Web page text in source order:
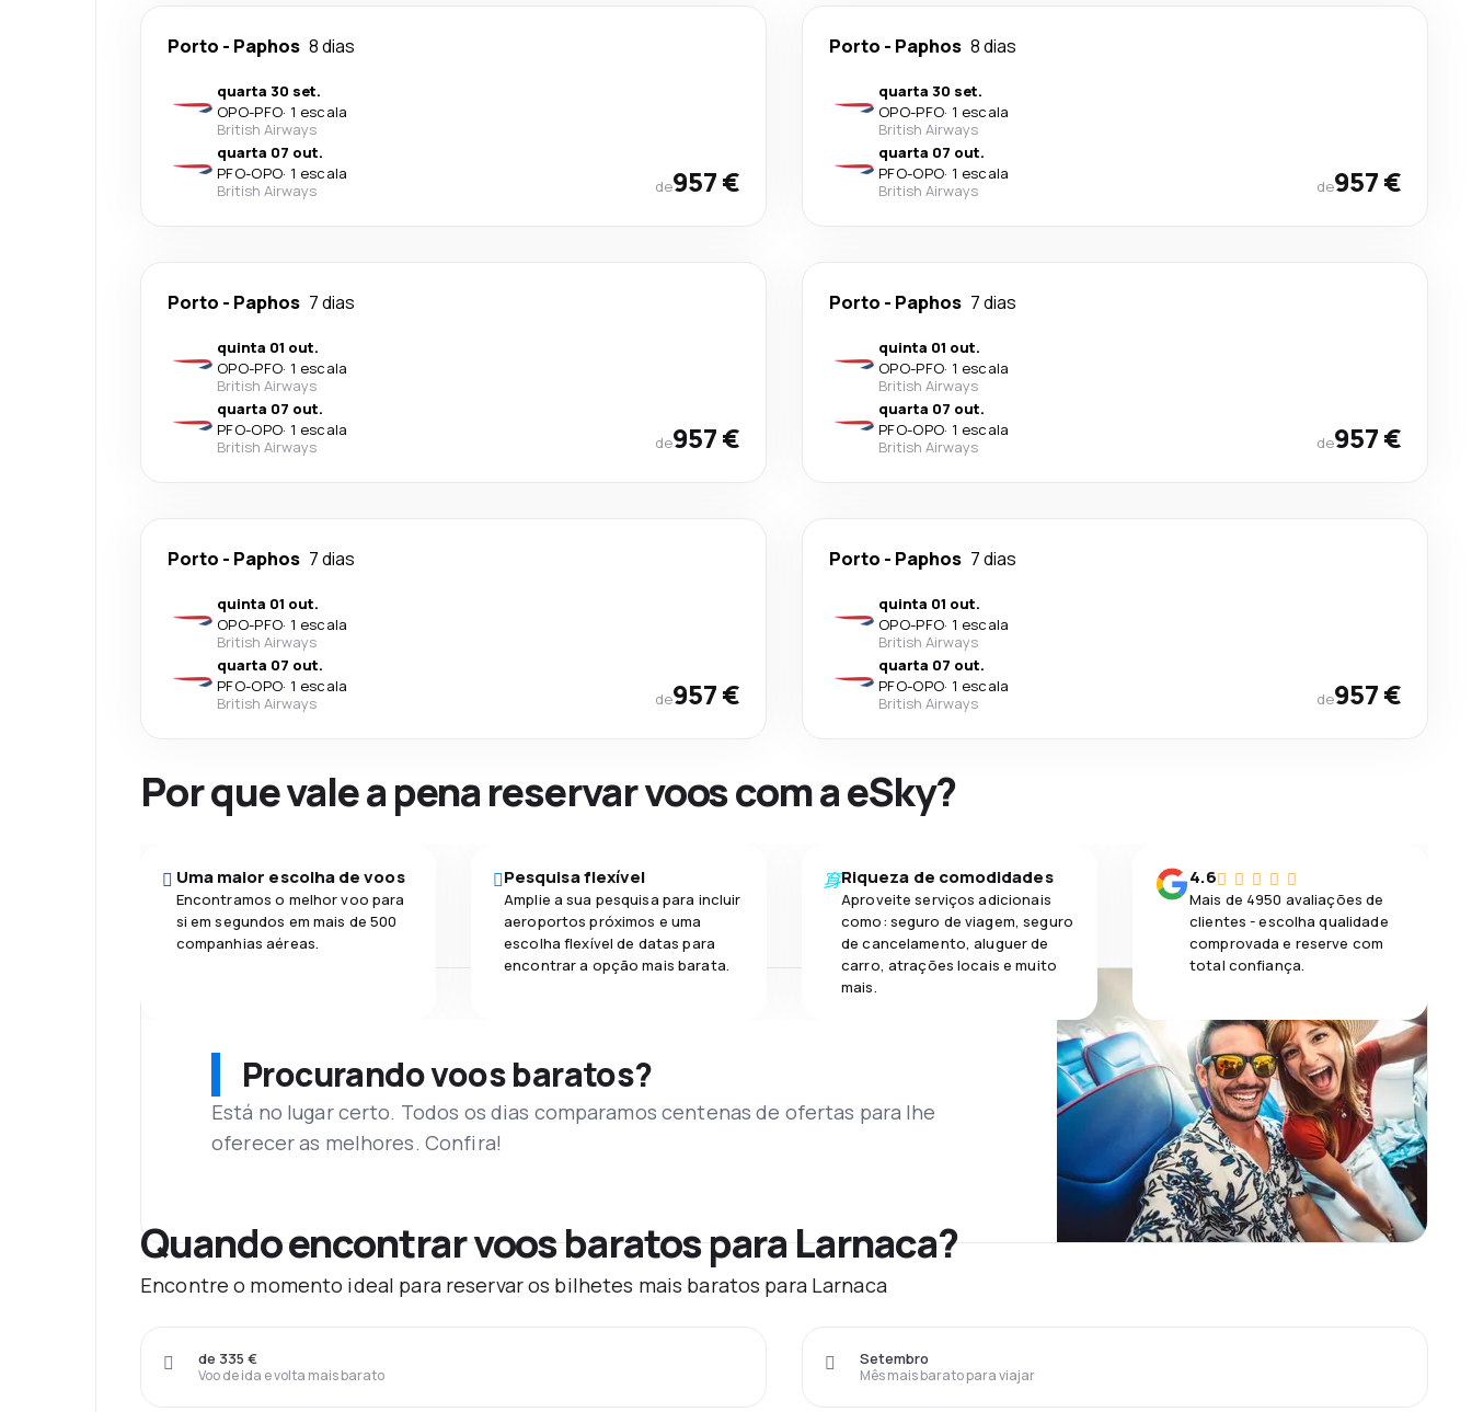
Porto - Paphos 8 dias
quarta 30 set.
OPO-PFO· 1 escala
British Airways
quarta 07 out.
PFO-OPO· 1 escala
British Airways
de957 €
Porto - Paphos 8 dias
quarta 30 set.
OPO-PFO· 1 escala
British Airways
quarta 07 out.
PFO-OPO· 1 escala
British Airways
de957 €
Porto - Paphos 7 dias
quinta 01 out.
OPO-PFO· 1 escala
British Airways
quarta 07 out.
PFO-OPO· 1 escala
British Airways
de957 €
Porto - Paphos 7 dias
quinta 01 out.
OPO-PFO· 1 escala
British Airways
quarta 07 out.
PFO-OPO· 1 escala
British Airways
de957 €
Porto - Paphos 7 dias
quinta 01 out.
OPO-PFO· 1 escala
British Airways
quarta 07 out.
PFO-OPO· 1 escala
British Airways
de957 €
Porto - Paphos 7 dias
quinta 01 out.
OPO-PFO· 1 escala
British Airways
quarta 07 out.
PFO-OPO· 1 escala
British Airways
de957 €
Por que vale a pena reservar voos com a eSky?
Uma maior escolha de voos
Encontramos o melhor voo para
si em segundos em mais de 500
companhias aéreas.
Pesquisa flexível
Amplie a sua pesquisa para incluir
aeroportos próximos e uma
escolha flexível de datas para
encontrar a opção mais barata.
Riqueza de comodidades
Aproveite serviços adicionais
como: seguro de viagem, seguro
de cancelamento, aluguer de
carro, atrações locais e muito
mais.
4.6
Mais de 4950 avaliações de
clientes - escolha qualidade
comprovada e reserve com
total confiança.
Procurando voos baratos?
Está no lugar certo. Todos os dias comparamos centenas de ofertas para lhe
oferecer as melhores. Confira!
Quando encontrar voos baratos para Larnaca?
Encontre o momento ideal para reservar os bilhetes mais baratos para Larnaca
Voo de ida e volta mais barato
de 335 €
Mês mais barato para viajar
Setembro